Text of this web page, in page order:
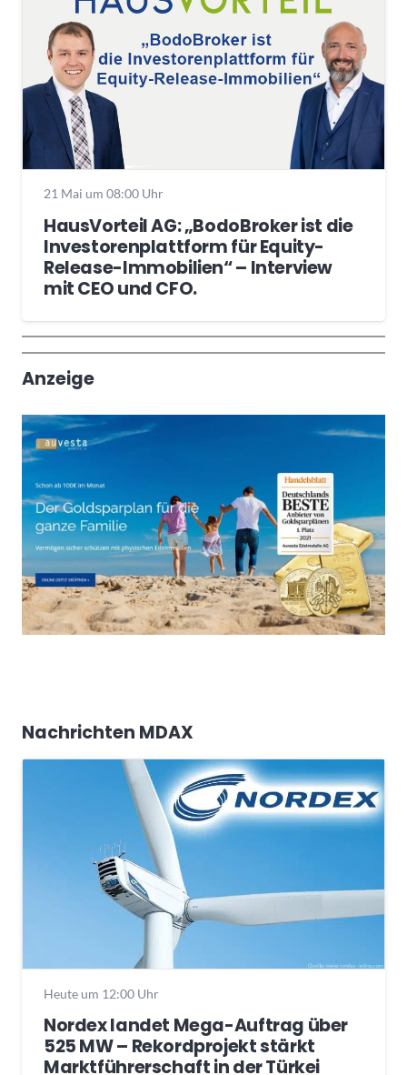
21 Mai um 08:00 Uhr
HausVorteil AG: „BodoBroker ist die
Investorenplattform für Equity-
Release-Immobilien“ – Interview
mit CEO und CFO.
Wochenrückblick
Trendthemen
Anzeige
Nachrichten MDAX
Heute um 12:00 Uhr
Nordex landet Mega-Auftrag über
525 MW – Rekordprojekt stärkt
Marktführerschaft in der Türkei